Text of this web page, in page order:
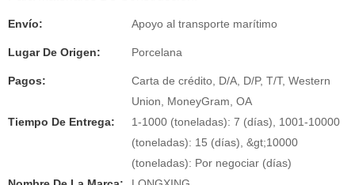
Envío: Apoyo al transporte marítimo
Lugar De Origen: Porcelana
Pagos:
Carta de crédito, D/A, D/P, T/T, Western
Union, MoneyGram, OA
Tiempo De Entrega:
1-1000 (toneladas): 7 (días), 1001-10000
(toneladas): 15 (días), &gt;10000
(toneladas): Por negociar (días)